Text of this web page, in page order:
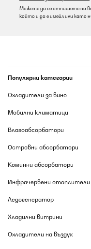
Превод
Usuario/a de amazon
mit den DAB ist ein
Ansonsten ist das
Amazon-Benutzer
Можете да се отпишете по
който и да е имейл или като
Популярни категории
Охладители за вино
Мобилни климатици
Влагоабсорбатори
Островни абсорбатори
Коминни абсорбатори
Инфрачервени отоплители
Ледогенератор
Хладилни витрини
Охладители на въздух